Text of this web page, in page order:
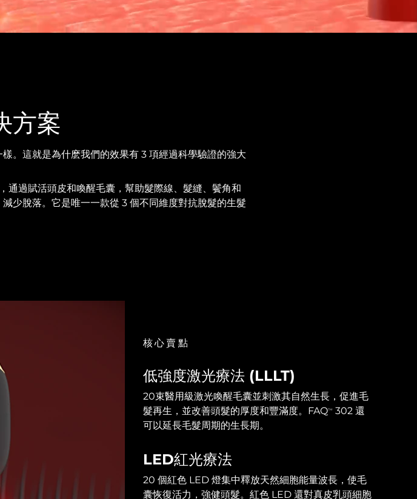
方案
。這就是為什麽我們的效果有 3 項經過科學驗證的強大
通過賦活頭皮和喚醒毛囊，幫助髮際線、髮縫、鬢角和
少脫落。它是唯一一款從 3 個不同維度對抗脫髮的生髮
核心賣點
低強度激光療法 (LLLT)
20束醫用級激光喚醒毛囊並刺激其自然生長，促進毛
髮再生，並改善頭髮的厚度和豐滿度。FAQTM
302 還
可以延長毛髮周期的生長期。
LED紅光療法
20 個紅色 LED 燈集中釋放天然細胞能量波長，使毛
囊恢復活力，強健頭髮。紅色 LED 還對真皮乳頭細胞